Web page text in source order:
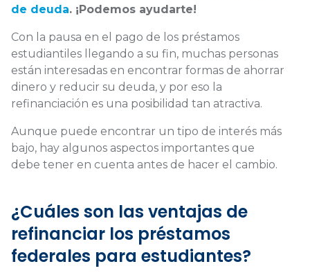
de deuda. ¡Podemos ayudarte!
Con la pausa en el pago de los préstamos
estudiantiles llegando a su fin, muchas personas
están interesadas en encontrar formas de ahorrar
dinero y reducir su deuda, y por eso la
refinanciación es una posibilidad tan atractiva.
Aunque puede encontrar un tipo de interés más
bajo, hay algunos aspectos importantes que
debe tener en cuenta antes de hacer el cambio.
¿Cuáles son las ventajas de
refinanciar los préstamos
federales para estudiantes?